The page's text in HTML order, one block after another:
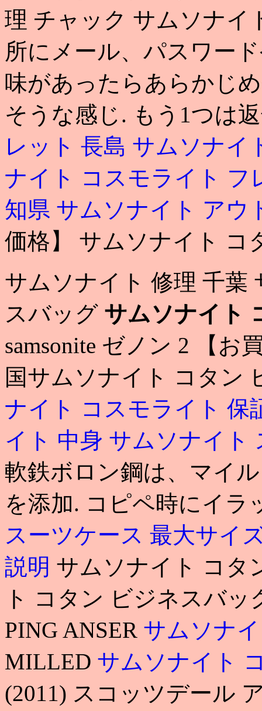
理 チャック サムソナイ
所にメール、パスワー
味があったらあらかじ
そうな感じ. もう1つは
レット 長島 サムソナイ
ナイト コスモライト フ
知県 サムソナイト アウ
価格】 サムソナイト コ
サムソナイト 修理 千葉
スバッグ サムソナイト
samsonite ゼノン 2 【お
国サムソナイト コタン
ナイト コスモライト 保
イト 中身 サムソナイト
軟鉄ボロン鋼は、マイ
を添加. コピペ時にイラ
スーツケース 最大サイ
説明 サムソナイト コタ
ト コタン ビジネスバ
PING ANSER サムソナ
MILLED サムソナイト
(2011) スコッツデール